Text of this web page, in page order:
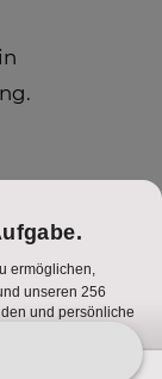
18:15 Uhr